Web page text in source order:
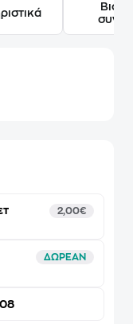
2,00€
ΔΩΡΕΑΝ